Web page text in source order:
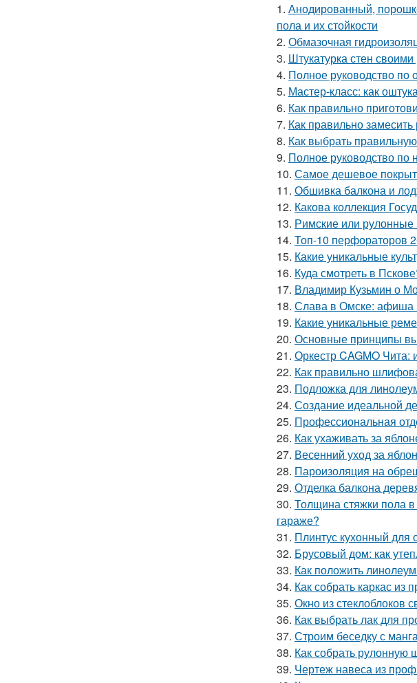
1. Анодированный,
пола и их стойкости
2. Обмазочная
3. Штукатурка стен
4. Полное руководство по
5. Мастер-класс: как
6. Как правильно
7. Как правильно
8. Как выбрать
9. Полное руководство
10. Самое дешевое
11. Обшивка балкона и
12. Какова коллекция
13. Римские или
14. Топ-10 перфораторов
15. Какие уникальные
16. Куда смотреть в
17. Владимир Кузьмин о
18. Слава в Омске: афиша
19. Какие уникальные
20. Основные принципы
21. Оркестр CAGMO Чита:
22. Как правильно
23. Подложка для
24. Создание идеальной
25. Профессиональная
26. Как ухаживать за
27. Весенний уход за
28. Пароизоляция на
29. Отделка балкона
30. Толщина стяжки пола
гараже?
31. Плинтус кухонный для
32. Брусовый дом: как
33. Как положить
34. Как собрать каркас
35. Окно из стеклоблоков
36. Как выбрать лак для
37. Строим беседку с
38. Как собрать рулонную
39. Чертеж навеса из